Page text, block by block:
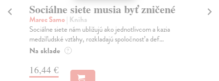
Sociálne siete musia byť zničené
Marec Samo| Kniha
Sociálne siete nám ubližujú ako jednotlivcom a kazia
medziľudské vzťahy, rozkladajú spoločnosť a def...
Na sklade ?
16,44 €